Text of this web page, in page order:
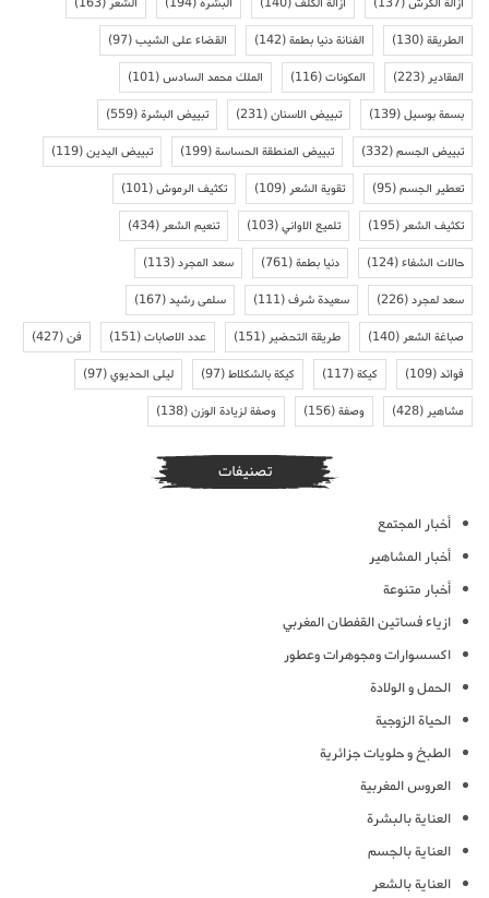
الطريقة(130) الفنانة دنيا بطمة(142) القضاء على الشيب(97)
المقادير(223) المكونات(116) الملك محمد السادس(101)
بسمة بوسيل(139) تبييض الاسنان(231) تبييض البشرة(559)
تبييض الجسم(332) تبييض المنطقة الحساسة(199) تبييض اليدين(119)
تعطير الجسم(95) تقوية الشعر(109) تكثيف الرموش(101)
تكثيف الشعر(195) تلميع الاواني(103) تنعيم الشعر(434)
حالات الشفاء(124) دنيا بطمة(761) سعد المجرد(113)
سعد لمجرد(226) سعيدة شرف(111) سلمى رشيد(167)
صباغة الشعر(140) طريقة التحضير(151) عدد الاصابات(151) فن(427)
فوائد(109) كيكة(117) كيكة بالشكلاط(97) ليلى الحديوي(97)
مشاهير(428) وصفة(156) وصفة لزيادة الوزن(138)
تصنيفات
أخبار المجتمع
أخبار المشاهير
أخبار متنوعة
ازياء فساتين القفطان المغربي
اكسسوارات ومجوهرات وعطور
الحمل و الولادة
الحياة الزوجية
الطبخ و حلويات جزائرية
العروس المغربية
العناية بالبشرة
العناية بالجسم
العناية بالشعر